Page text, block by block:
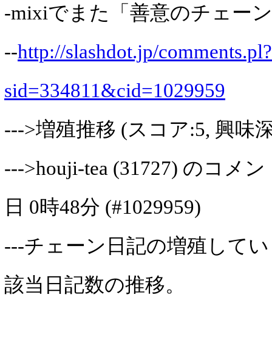
-mixiでまた「善意のチェー
--http://slashdot.jp/comments.pl?
sid=334811&cid=1029959
--->増殖推移 (スコア:5, 興味
--->houji-tea (31727) のコメン
日 0時48分 (#1029959)
---チェーン日記の増殖して
該当日記数の推移。